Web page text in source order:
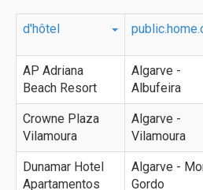
Travel est un spécialiste pour
grand choix d'hôtel ✓ prix de
gratuite ✓
d'hôtel
AP Adriana
Beach Resort
Algarve -
Albufeira
Crowne Plaza
Vilamoura
Algarve -
Vilamoura
Dunamar Hotel
Apartamentos
Algarve -
Gordo